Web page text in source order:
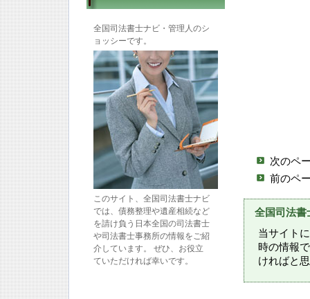
次のペ
前のペ
全国司法書
当サイト
時の情報
ければと
全国司法書士ナビ・管理人のシ
ョッシーです。
このサイト、全国司法書士ナビ
では、債務整理や遺産相続など
を請け負う日本全国の司法書士
や司法書士事務所の情報をご紹
介しています。 ぜひ、お役立
ていただければ幸いです。